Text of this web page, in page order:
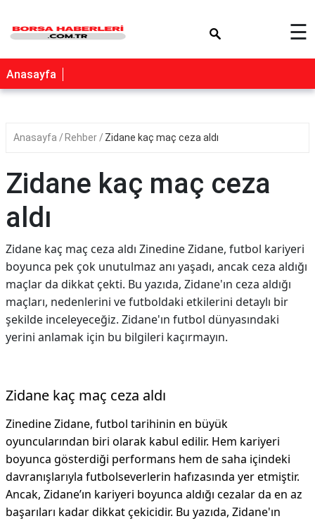
☰
Anasayfa
Anasayfa Rehber Zidane kaç maç ceza aldı
Zidane kaç maç ceza
aldı
Zidane kaç maç ceza aldı Zinedine Zidane, futbol kariyeri
boyunca pek çok unutulmaz anı yaşadı, ancak ceza aldığı
maçlar da dikkat çekti. Bu yazıda, Zidane'ın ceza aldığı
maçları, nedenlerini ve futboldaki etkilerini detaylı bir
şekilde inceleyeceğiz. Zidane'ın futbol dünyasındaki
yerini anlamak için bu bilgileri kaçırmayın.
Zidane kaç maç ceza aldı
Zinedine Zidane, futbol tarihinin en büyük
oyuncularından biri olarak kabul edilir. Hem kariyeri
boyunca gösterdiği performans hem de saha içindeki
davranışlarıyla futbolseverlerin hafızasında yer etmiştir.
Ancak, Zidane’ın kariyeri boyunca aldığı cezalar da en az
başarıları kadar dikkat çekicidir. Bu yazıda, Zidane'ın